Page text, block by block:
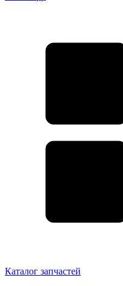
Каталог запчастей